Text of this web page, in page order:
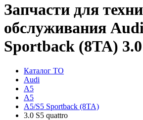
Запчасти для
обслуживания
Sportback (8TA)
Каталог ТО
Audi
A5
A5
A5/S5 Sportback (8TA)
3.0 S5 quattro